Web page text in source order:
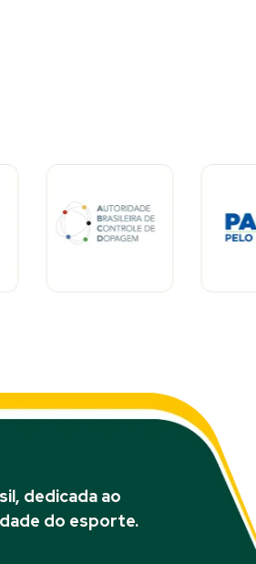
dedicada ao
do esporte.